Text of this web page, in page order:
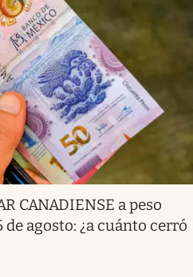
CANADIENSE a peso
agosto: ¿a cuánto cerró